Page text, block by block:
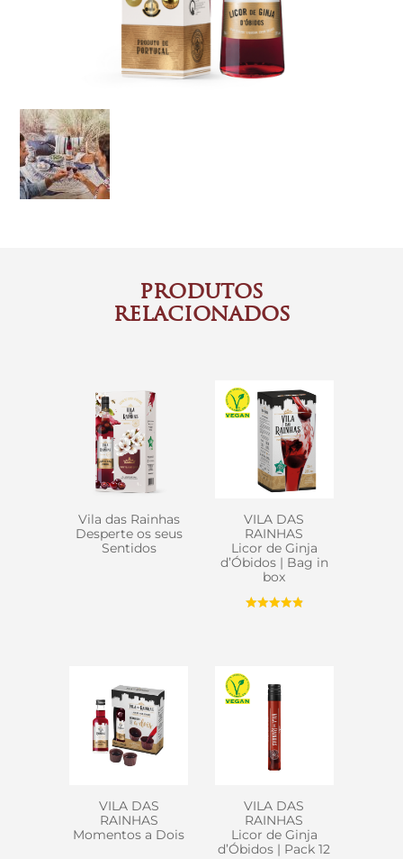
produtos
relacionados
Vila das Rainhas
Desperte os seus
Sentidos
VILA DAS
RAINHAS
Licor de Ginja
d’Óbidos | Bag in
box
VILA DAS
RAINHAS
Momentos a Dois
VILA DAS
RAINHAS
Licor de Ginja
d’Óbidos | Pack 12